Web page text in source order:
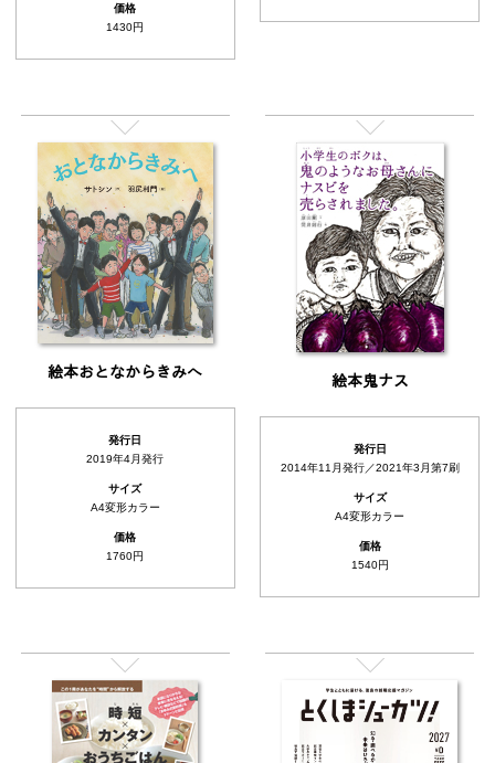
価格
1430円
絵本おとなからきみへ
発行日
2019年4月発行
サイズ
A4変形カラー
価格
1760円
絵本鬼ナス
発行日
2014年11月発行／2021年3月第7刷
サイズ
A4変形カラー
価格
1540円